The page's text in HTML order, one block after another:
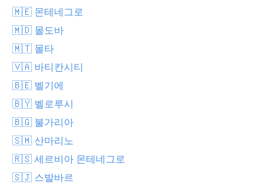
🇲🇪 몬테네그로
🇲🇩 몰도바
🇲🇹 몰타
🇻🇦 바티칸시티
🇧🇪 벨기에
🇧🇾 벨로루시
🇧🇬 불가리아
🇸🇲 산마리노
🇷🇸 세르비아 몬테네그로
🇸🇯 스발바르